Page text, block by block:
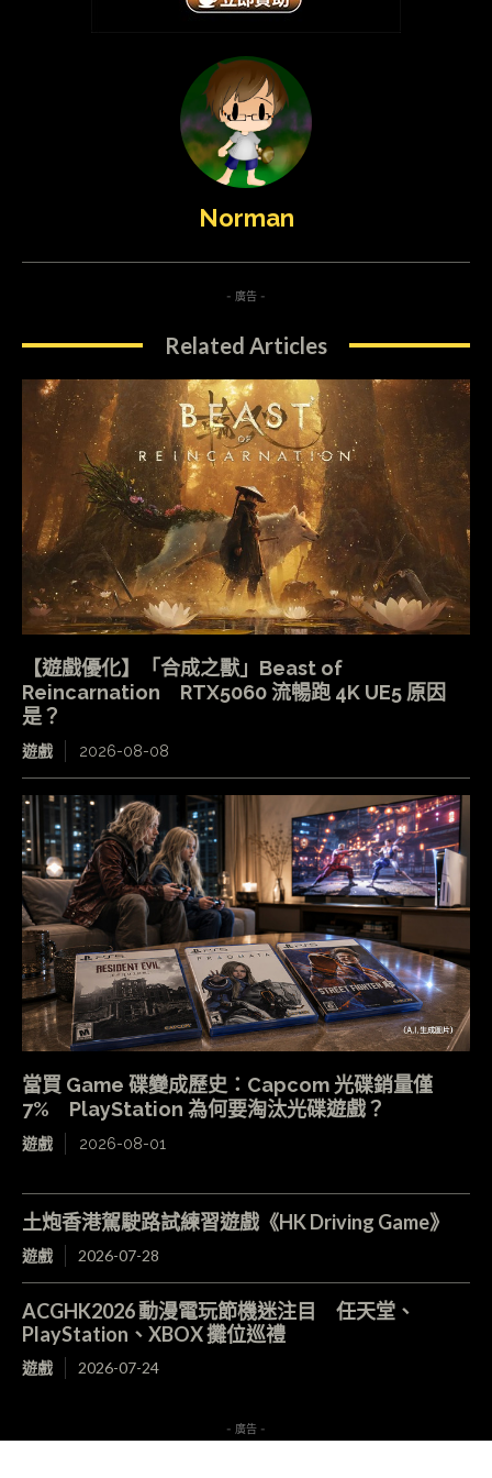
Norman
- 廣告 -
Related Articles
【遊戲優化】「合成之獸」Beast of
Reincarnation RTX5060 流暢跑 4K UE5 原因
是？
遊戲 2026-08-08
當買 Game 碟變成歷史：Capcom 光碟銷量僅
7% PlayStation 為何要淘汰光碟遊戲？
遊戲 2026-08-01
土炮香港駕駛路試練習遊戲《HK Driving Game》
遊戲 2026-07-28
ACGHK2026 動漫電玩節機迷注目 任天堂、
PlayStation、XBOX 攤位巡禮
遊戲 2026-07-24
- 廣告 -